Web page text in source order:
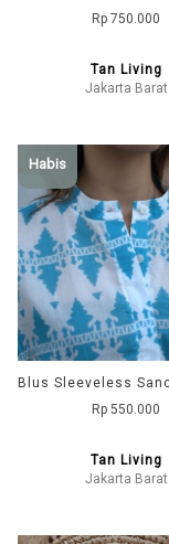
Rp 750.000
Tan Living
Jakarta Barat
Habis
Rp 550.000
Tan Living
Jakarta Barat